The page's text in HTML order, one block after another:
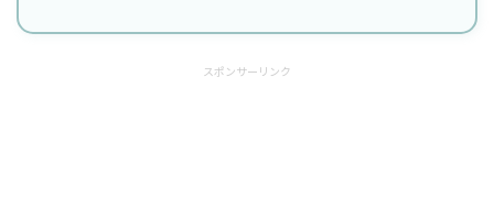
スポンサーリンク